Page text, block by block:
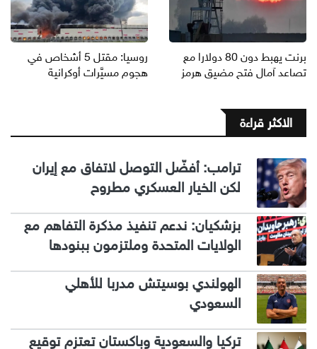
برنت يهبط دون 80 دولارا مع
تصاعد آمال فتح مضيق هرمز
روسيا: مقتل 5 أشخاص في
هجوم مسيَّرات أوكرانية
الاكثر قراءة
ترامب: أفضّل التوصل لاتفاق مع إيران
لكن الخيار العسكري مطروح
بزشكيان: ندعم تنفيذ مذكرة التفاهم مع
الولايات المتحدة وملتزمون ببنودها
الهولندي بوسيتش مدربا للأهلي
السعودي
تركيا والسعودية وباكستان تعتزم توقيع